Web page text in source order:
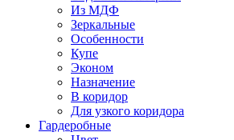
Из МДФ
Зеркальные
Особенности
Купе
Эконом
Назначение
В коридор
Для узкого коридора
Гардеробные